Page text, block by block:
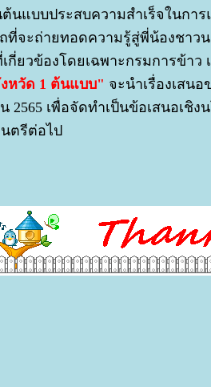
ต้นแบบประสบความสำเร็จในกา
ที่จะถ่ายทอดความรู้สู่พี่น้องชาว
กี่ยวข้องโดยเฉพาะกรมการข้
หวัด 1 ต้นแบบ" จะนำเรื่องเสน
เพื่อจัดทำเป็นข้อเสนอเชิง
ตรีต่อไป